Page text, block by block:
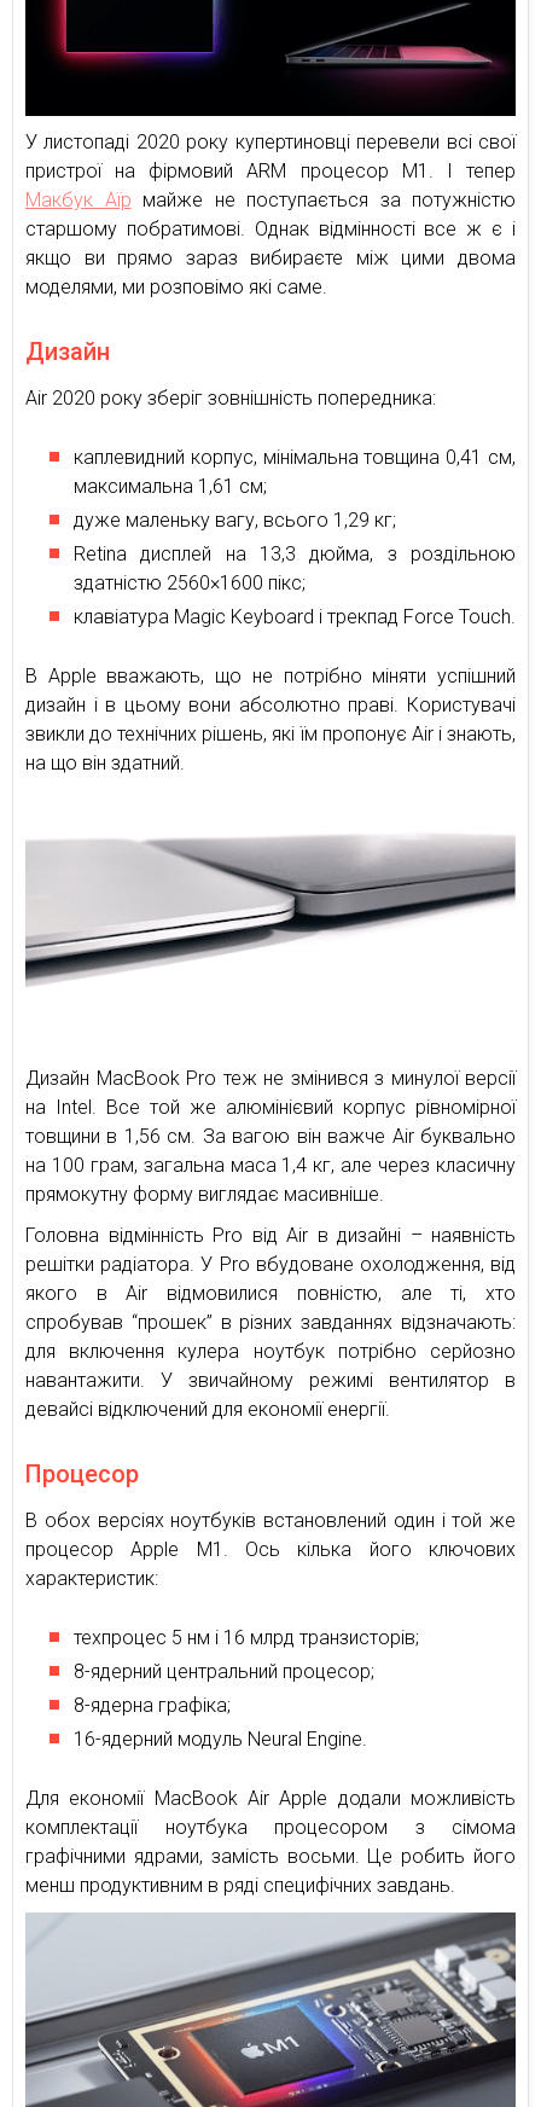
У листопаді 2020 року купертиновці перевели всі свої
пристрої на фірмовий ARM процесор М1. І тепер
Макбук Аїр майже не поступається за потужністю
старшому побратимові. Однак відмінності все ж є і
якщо ви прямо зараз вибираєте між цими двома
моделями, ми розповімо які саме.
Дизайн
Air 2020 року зберіг зовнішність попередника:
каплевидний корпус, мінімальна товщина 0,41 см,
максимальна 1,61 см;
дуже маленьку вагу, всього 1,29 кг;
Retina дисплей на 13,3 дюйма, з роздільною
здатністю 2560×1600 пікс;
клавіатура Magic Keyboard і трекпад Force Touch.
В Apple вважають, що не потрібно міняти успішний
дизайн і в цьому вони абсолютно праві. Користувачі
звикли до технічних рішень, які їм пропонує Air і знають,
на що він здатний.
Дизайн MacBook Pro теж не змінився з минулої версії
на Intel. Все той же алюмінієвий корпус рівномірної
товщини в 1,56 см. За вагою він важче Air буквально
на 100 грам, загальна маса 1,4 кг, але через класичну
прямокутну форму виглядає масивніше.
Головна відмінність Pro від Air в дизайні – наявність
решітки радіатора. У Pro вбудоване охолодження, від
якого в Air відмовилися повністю, але ті, хто
спробував “прошек” в різних завданнях відзначають:
для включення кулера ноутбук потрібно серйозно
навантажити. У звичайному режимі вентилятор в
девайсі відключений для економії енергії.
Процесор
В обох версіях ноутбуків встановлений один і той же
процесор Apple M1. Ось кілька його ключових
характеристик:
техпроцес 5 нм і 16 млрд транзисторів;
8-ядерний центральний процесор;
8-ядерна графіка;
16-ядерний модуль Neural Engine.
Для економії MacBook Air Apple додали можливість
комплектації ноутбука процесором з сімома
графічними ядрами, замість восьми. Це робить його
менш продуктивним в ряді специфічних завдань.